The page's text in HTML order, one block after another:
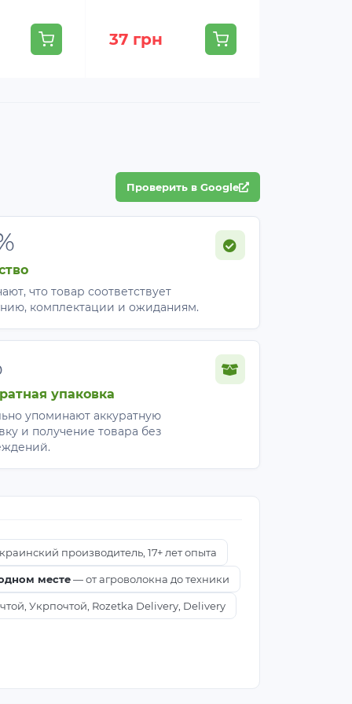
37 грн
Проверить в Google
что товар соответствует
комплектации и ожиданиям.
упаковка
упоминают аккуратную
и получение товара без
производитель, 17+ лет опыта
месте— от агроволокна до техники
Укрпочтой, Rozetka Delivery, Delivery